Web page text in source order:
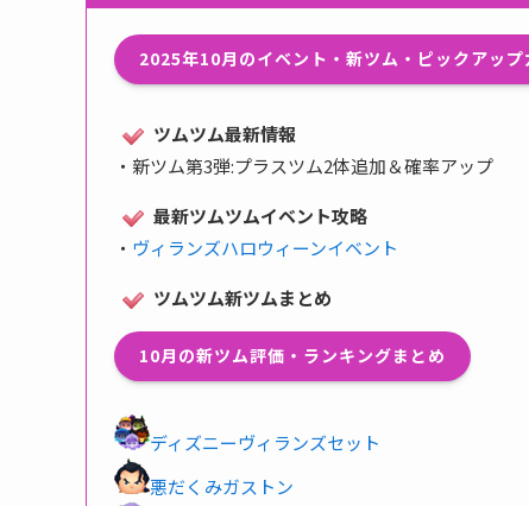
2025年10月のイベント・新ツム・ピックアッ
ツムツム最新情報
・ 新ツム第3弾:プラスツム2体追加＆確率アップ
最新ツムツムイベント攻略
・ ヴィランズハロウィーンイベント
ツムツム新ツムまとめ
10月の新ツム評価・ランキングまとめ
ディズニーヴィランズセット
悪だくみガストン